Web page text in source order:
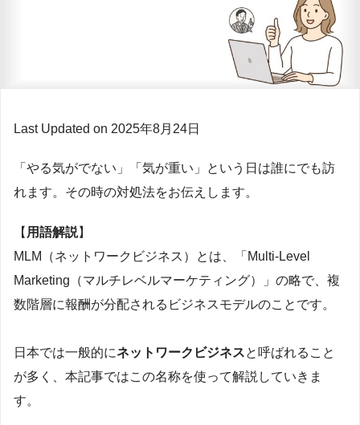
Last Updated on 2025年8月24日
「やる気がでない」「気が重い」という日は誰にでも訪
れます。その時の対処法をお伝えします。
【 用語解説】
MLM（ネットワークビジネス）とは、「Multi-Level
Marketing（マルチレベルマーケティング）」の略で、複
数階層に報酬が分配されるビジネスモデルのことです。
日本では一般的にネットワークビジネスと呼ばれること
が多く、本記事ではこの名称を使って解説していきま
す。